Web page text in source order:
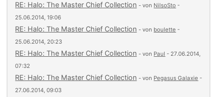
RE: Halo: The Master Chief Collection - von NilsoSto -
25.06.2014, 19:06
RE: Halo: The Master Chief Collection - von boulette -
25.06.2014, 20:23
RE: Halo: The Master Chief Collection - von Paul - 27.06.2014,
07:32
RE: Halo: The Master Chief Collection - von Pegasus Galaxie -
27.06.2014, 09:03